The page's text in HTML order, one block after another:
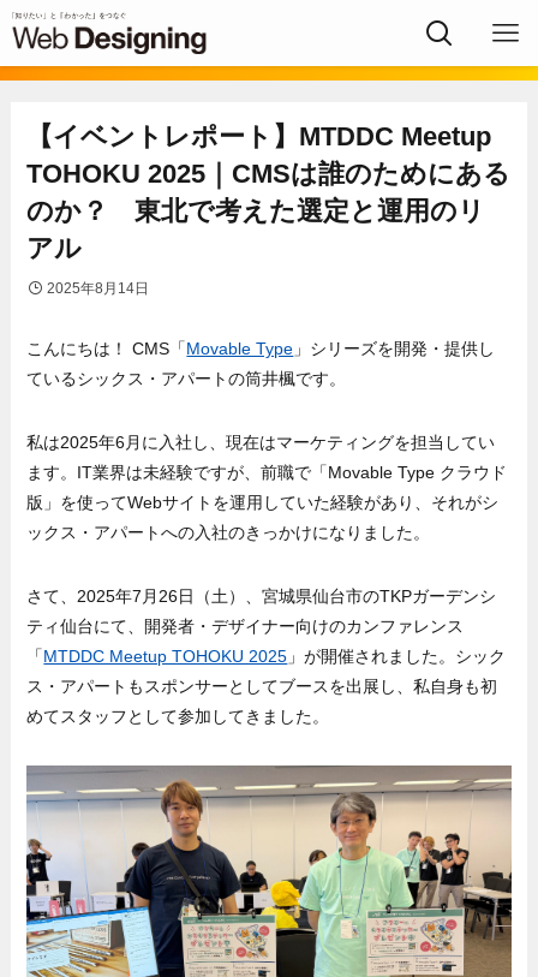
【イベントレポート】MTDDC Meetup
TOHOKU 2025｜CMSは誰のためにある
のか？ 東北で考えた選定と運用のリ
アル
2025年8月14日
こんにちは！ CMS「Movable Type 」シリーズを開発・提供し
ているシックス・アパートの筒井楓です。
私は2025年6月に入社し、現在はマーケティングを担当してい
ます。IT業界は未経験ですが、前職で「Movable Type クラウド
版」を使ってWebサイトを運用していた経験があり、それがシ
ックス・アパートへの入社のきっかけになりました。
さて、2025年7月26日（土）、宮城県仙台市のTKPガーデンシ
ティ仙台にて、開発者・デザイナー向けのカンファレンス
「MTDDC Meetup TOHOKU 2025 」が開催されました。シック
ス・アパートもスポンサーとしてブースを出展し、私自身も初
めてスタッフとして参加してきました。